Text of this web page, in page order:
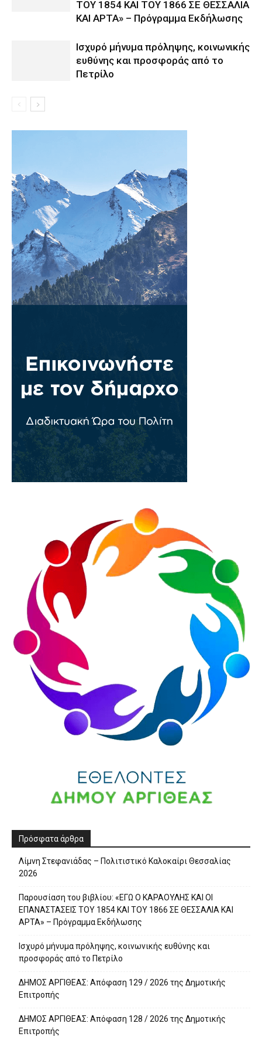
ΤΟΥ 1854 ΚΑΙ ΤΟΥ 1866 ΣΕ ΘΕΣΣΑΛΙΑ
ΚΑΙ ΑΡΤΑ» – Πρόγραμμα Εκδήλωσης
Ισχυρό μήνυμα πρόληψης, κοινωνικής
ευθύνης και προσφοράς από το
Πετρίλο
Πρόσφατα άρθρα
Λίμνη Στεφανιάδας – Πολιτιστικό Καλοκαίρι Θεσσαλίας
2026
Παρουσίαση του βιβλίου: «ΕΓΩ Ο ΚΑΡΑΟΥΛΗΣ ΚΑΙ ΟΙ
ΕΠΑΝΑΣΤΑΣΕΙΣ ΤΟΥ 1854 ΚΑΙ ΤΟΥ 1866 ΣΕ ΘΕΣΣΑΛΙΑ ΚΑΙ
ΑΡΤΑ» – Πρόγραμμα Εκδήλωσης
Ισχυρό μήνυμα πρόληψης, κοινωνικής ευθύνης και
προσφοράς από το Πετρίλο
ΔΗΜΟΣ ΑΡΓΙΘΕΑΣ: Απόφαση 129 / 2026 της Δημοτικής
Επιτροπής
ΔΗΜΟΣ ΑΡΓΙΘΕΑΣ: Απόφαση 128 / 2026 της Δημοτικής
Επιτροπής